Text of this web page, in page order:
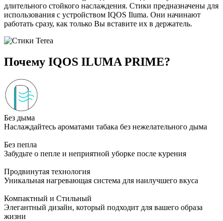
длительного стойкого наслаждения. Стики предназначены для
использования с устройством IQOS Iluma. Они начинают
работать сразу, как только Вы вставите их в держатель.
Почему IQOS ILUMA PRIME?
Без дыма
Наслаждайтесь ароматами табака без нежелательного дыма
Без пепла
Забудьте о пепле и неприятной уборке после курения
Продвинутая технология
Уникальная нагревающая система для наилучшего вкуса
Компактный и Стильный
Элегантный дизайн, который подходит для вашего образа
жизни